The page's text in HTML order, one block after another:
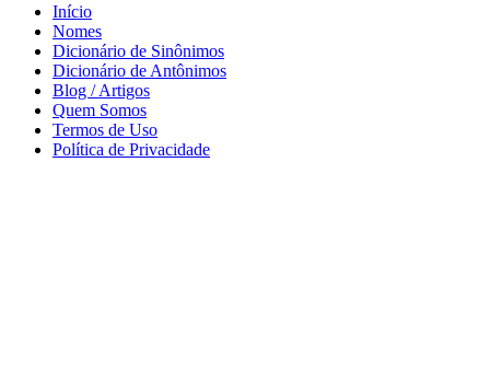
Início
Nomes
Dicionário de Sinônimos
Dicionário de Antônimos
Blog / Artigos
Quem Somos
Termos de Uso
Política de Privacidade